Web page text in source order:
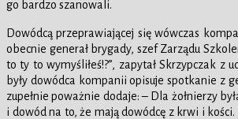
go bardzo szanowali.
Dowódcą przeprawiającej się wówczas
obecnie generał brygady, szef Zarządu
to ty to wymyśliłeś!?”, zapytał Skrzypczak z
były dowódca kompanii opisuje spotkanie z
zupełnie poważnie dodaje: – Dla żołnierzy
i dowód na to, że mają dowódcę z krwi i kości.